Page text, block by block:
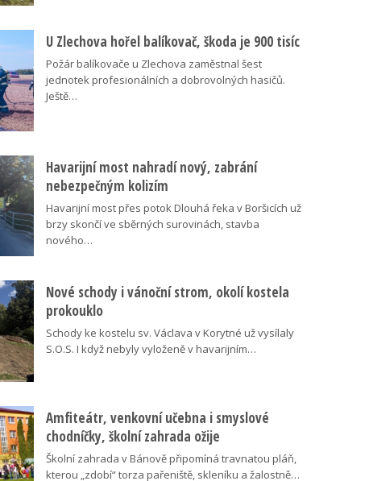
U Zlechova hořel balíkovač, škoda je 900 tisíc
Požár balíkovače u Zlechova zaměstnal šest
jednotek profesionálních a dobrovolných hasičů.
Ještě…
Havarijní most nahradí nový, zabrání
nebezpečným kolizím
Havarijní most přes potok Dlouhá řeka v Boršicích už
brzy skončí ve sběrných surovinách, stavba
nového…
Nové schody i vánoční strom, okolí kostela
prokouklo
Schody ke kostelu sv. Václava v Korytné už vysílaly
S.O.S. I když nebyly vyloženě v havarijním…
Amfiteátr, venkovní učebna i smyslové
chodníčky, školní zahrada ožije
Školní zahrada v Bánově připomíná travnatou pláň,
kterou „zdobí“ torza pařeniště, skleníku a žalostně…